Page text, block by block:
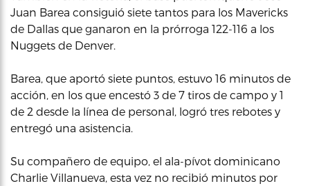
Juan Barea consiguió siete tantos para los Mavericks
de Dallas que ganaron en la prórroga 122-116 a los
Nuggets de Denver.
Barea, que aportó siete puntos, estuvo 16 minutos de
acción, en los que encestó 3 de 7 tiros de campo y 1
de 2 desde la línea de personal, logró tres rebotes y
entregó una asistencia.
Su compañero de equipo, el ala-pívot dominicano
Charlie Villanueva, esta vez no recibió minutos por